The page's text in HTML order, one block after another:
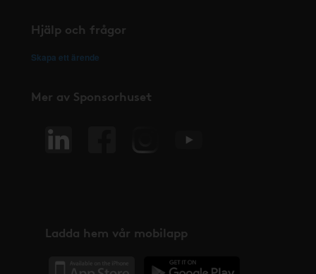
Hjälp och frågor
Skapa ett ärende
Mer av Sponsorhuset
Ladda hem vår mobilapp